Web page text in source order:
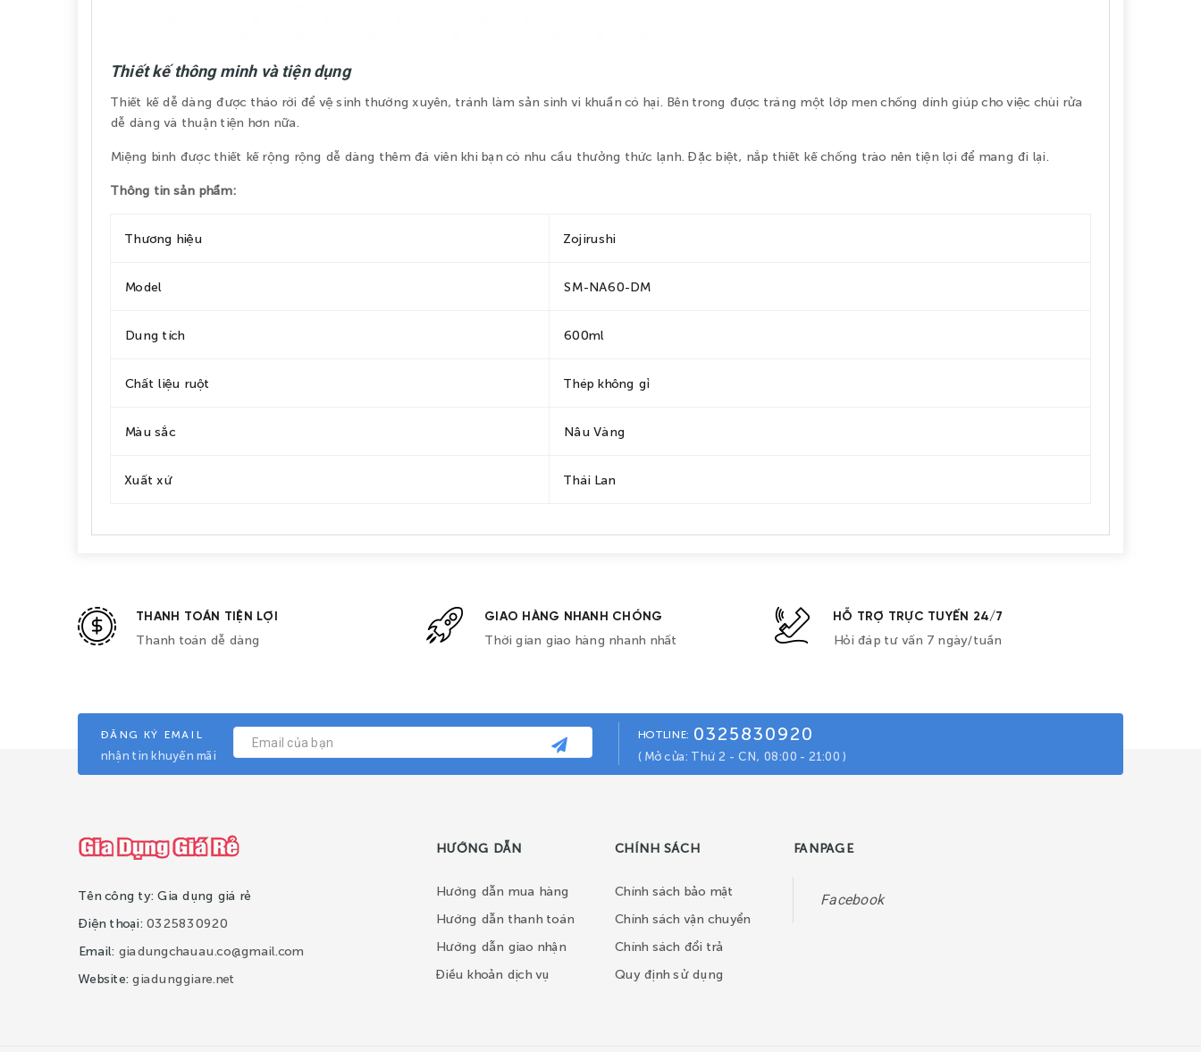
Thiết kế thông minh và tiện dụng
Thiết kế dễ dàng được tháo rời để vệ sinh thường xuyên, tránh làm sản sinh vi khuẩn có hại. Bên trong được tráng một lớp men chống dính giúp cho việc chùi rửa
dễ dàng và thuận tiện hơn nữa.
Miệng bình được thiết kế rộng rộng dễ dàng thêm đá viên khi bạn có nhu cầu thưởng thức lạnh. Đặc biệt, nắp thiết kế chống trào nên tiện lợi để mang đi lại.
Thông tin sản phẩm:
Thương hiệu Zojirushi
Model SM-NA60-DM
Dung tích 600ml
Chất liệu ruột Thép không gỉ
Màu sắc Nâu Vàng
Xuất xứ Thái Lan
THANH TOÁN TIỆN LỢI
Thanh toán dễ dàng
GIAO HÀNG NHANH CHÓNG
Thời gian giao hàng nhanh nhất
HỖ TRỢ TRỰC TUYẾN 24/7
Hỏi đáp tư vấn 7 ngày/tuần
ĐĂNG KÝ EMAIL
nhận tin khuyến mãi
HOTLINE: 0325830920
( Mở cửa: Thứ 2 - CN, 08:00 - 21:00 )
Tên công ty: Gia dụng giá rẻ
Điện thoại: 0325830920
Email: giadungchauau.co@gmail.com
Website: giadunggiare.net
HƯỚNG DẪN
Hướng dẫn mua hàng
Hướng dẫn thanh toán
Hướng dẫn giao nhận
Điều khoản dịch vụ
CHÍNH SÁCH
Chính sách bảo mật
Chính sách vận chuyển
Chính sách đổi trả
Quy định sử dụng
FANPAGE
Facebook